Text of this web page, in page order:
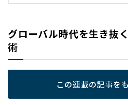
グローバル時代を生き抜
術
この連載の記事を